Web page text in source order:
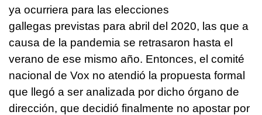
ya ocurriera para las elecciones
gallegas previstas para abril del 2020, las que a
causa de la pandemia se retrasaron hasta el
verano de ese mismo año. Entonces, el comité
nacional de Vox no atendió la propuesta formal
que llegó a ser analizada por dicho órgano de
dirección, que decidió finalmente no apostar por